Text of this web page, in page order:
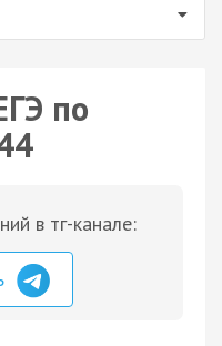
по
в тг-канале: